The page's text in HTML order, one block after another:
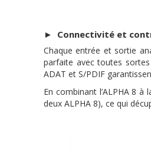
► Connectivité et
Chaque entrée et sortie
parfaite avec toutes sortes
ADAT et S/PDIF
En combinant l’ALPHA 8
deux ALPHA 8), ce qui